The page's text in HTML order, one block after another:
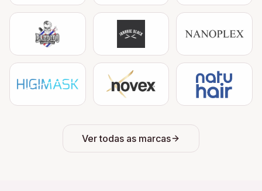
Ver todas as marcas